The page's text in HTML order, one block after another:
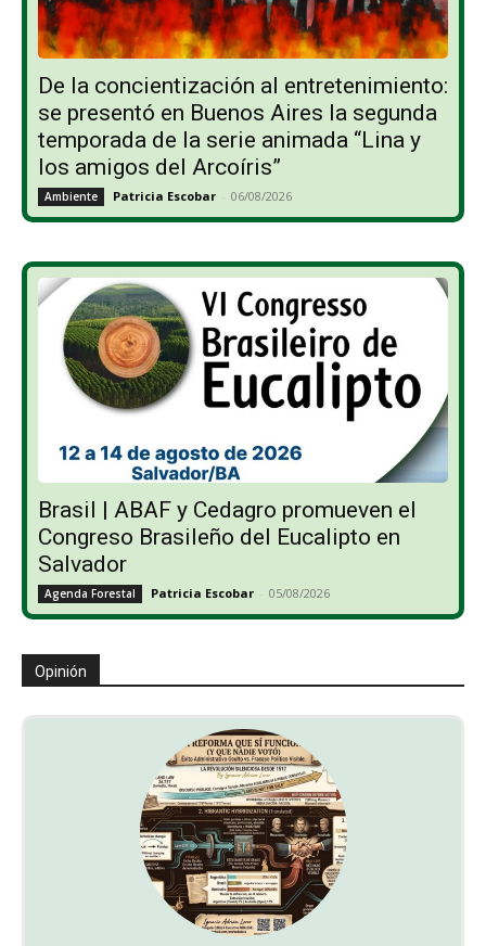
De la concientización al entretenimiento:
se presentó en Buenos Aires la segunda
temporada de la serie animada “Lina y
los amigos del Arcoíris”
Ambiente Patricia Escobar - 06/08/2026
Brasil | ABAF y Cedagro promueven el
Congreso Brasileño del Eucalipto en
Salvador
Agenda Forestal Patricia Escobar - 05/08/2026
Opinión